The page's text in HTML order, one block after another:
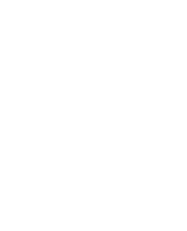
a döbbenet! Sajnos ma végül